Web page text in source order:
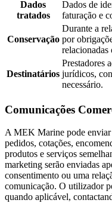
Dados
tratados
Dados de
faturação e
Conservação
Durante a
por
relacionadas
Destinatários
Prestadores
jurídicos,
necessário.
Comunicações
A MEK Marine pode enviar
pedidos, cotações,
produtos e serviços
marketing serão enviadas
consentimento ou uma
comunicação. O utilizador
quando aplicável,